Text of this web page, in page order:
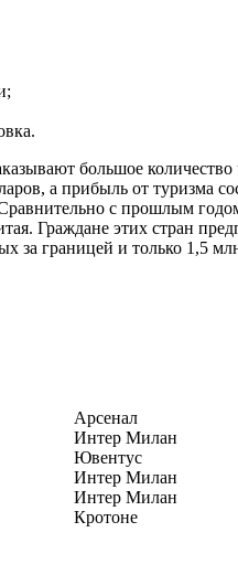
большое
а прибыль от туризма
с прошлым
Граждане этих стран
за границей и только 1,5
Арсенал
Интер Милан
Ювентус
Интер Милан
Интер Милан
Кротоне